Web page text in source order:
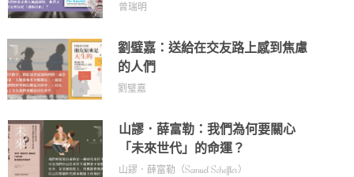
曾瑞明
劉璧嘉：送給在交友路上感到焦慮
的人們
劉璧嘉
山謬．薛富勒：我們為何要關心
「未來世代」的命運？
山謬．薛富勒（Samuel Scheffler）